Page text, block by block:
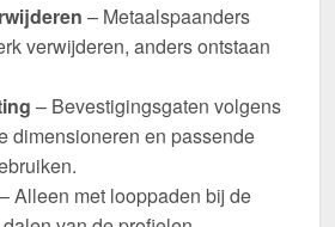
– Metaalspaanders
verwijderen, anders ontstaan
– Bevestigingsgaten volgens
dimensioneren en passende
– Alleen met looppaden bij de